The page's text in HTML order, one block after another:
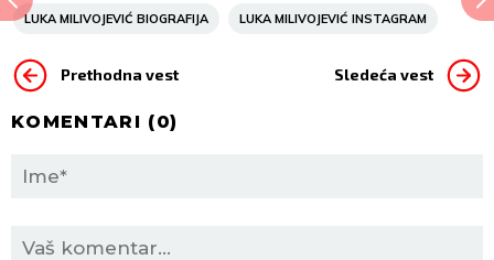
LUKA MILIVOJEVIĆ BIOGRAFIJA LUKA MILIVOJEVIĆ INSTAGRAM
Prethodna vest Sledeća vest
KOMENTARI (0)